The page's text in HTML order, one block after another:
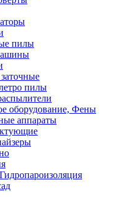
пилы
пилы
оборудование, Фены
аппараты